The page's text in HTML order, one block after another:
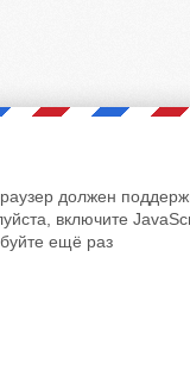
должен
включите
ещё раз